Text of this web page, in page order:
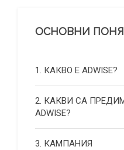
ОСНОВНИ
1. КАКВО Е ADWISE?
2. КАКВИ СА
ADWISE?
3. КАМПАНИЯ